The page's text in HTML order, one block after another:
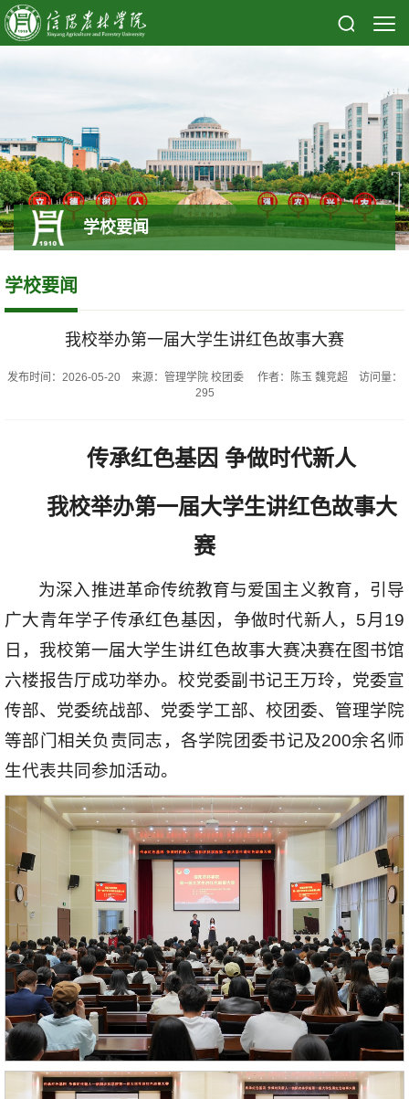
学校要闻
学校要闻
我校举办第一届大学生讲红色故事大赛
发布时间：2026-05-20 来源：管理学院 校团委 作者：陈玉 魏竞超 访问量：
295
传承红色基因 争做时代新人
我校举办第一届大学生讲红色故事大
赛
为深入推进革命传统教育与爱国主义教育，引导
广大青年学子传承红色基因，争做时代新人，5月19
日，我校第一届大学生讲红色故事大赛决赛在图书馆
六楼报告厅成功举办。校党委副书记王万玲，党委宣
传部、党委统战部、党委学工部、校团委、管理学院
等部门相关负责同志，各学院团委书记及200余名师
生代表共同参加活动。